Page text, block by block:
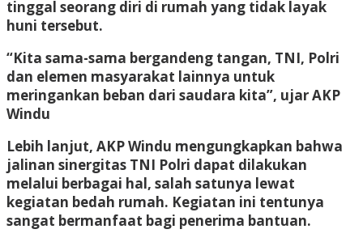
tinggal seorang diri di rumah yang tidak layak
huni tersebut.
“Kita sama-sama bergandeng tangan, TNI, Polri
dan elemen masyarakat lainnya untuk
meringankan beban dari saudara kita”, ujar AKP
Windu
Lebih lanjut, AKP Windu mengungkapkan bahwa
jalinan sinergitas TNI Polri dapat dilakukan
melalui berbagai hal, salah satunya lewat
kegiatan bedah rumah. Kegiatan ini tentunya
sangat bermanfaat bagi penerima bantuan.